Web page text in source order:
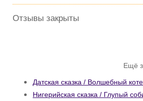
Отзывы закрыты
Ещё
Датская сказка / Волшебный
Нигерийская сказка / Глупый